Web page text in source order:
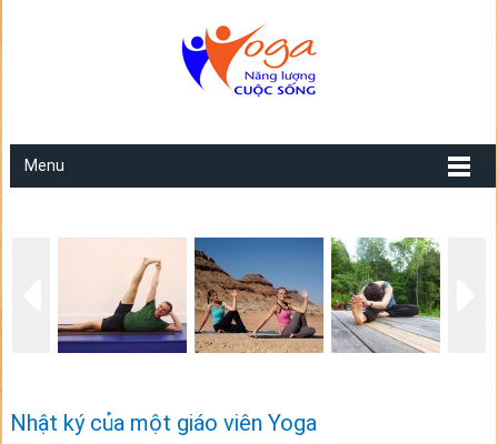
Menu
Nhật ký của một giáo viên Yoga